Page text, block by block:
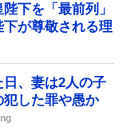
下を「最前列」
が尊敬される理
日、妻は2人の子
した罪や愚か